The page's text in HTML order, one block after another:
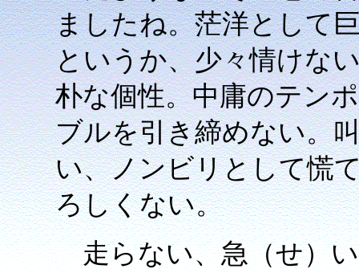
ましたね。茫洋として
というか、少々情けな
朴な個性。中庸のテン
ブルを引き締めない。
い、ノンビリとして慌
ろしくない。
走らない、急（せ）い